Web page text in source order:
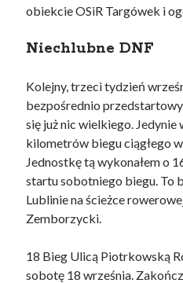
obiekcie OSiR Targówek i
Niechlubne DNF
Kolejny, trzeci tydzień
bezpośrednio
się już nic wielkiego.
kilometrów biegu ciągłego
Jednostkę tą wykonałem o
startu sobotniego biegu. To
Lublinie na ścieżce
Zemborzycki.
18 Bieg Ulicą Piotrkowską
sobotę 18 września.